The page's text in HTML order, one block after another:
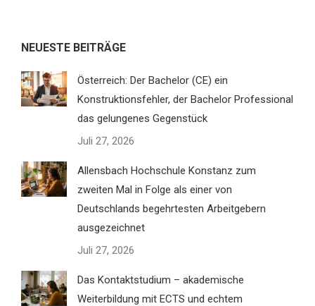
NEUESTE BEITRÄGE
Österreich: Der Bachelor (CE) ein
Konstruktionsfehler, der Bachelor Professional
das gelungenes Gegenstück
Juli 27, 2026
Allensbach Hochschule Konstanz zum
zweiten Mal in Folge als einer von
Deutschlands begehrtesten Arbeitgebern
ausgezeichnet
Juli 27, 2026
Das Kontaktstudium – akademische
Weiterbildung mit ECTS und echtem